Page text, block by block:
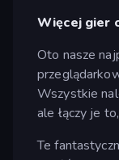
Więcej gier
Oto nasze
Wszystkie
ale łączy je
Te